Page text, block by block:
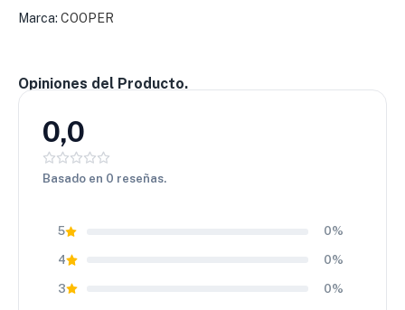
calidad touring sin pagar de más.
Marca: COOPER
Opiniones del Producto.
0,0
Basado en 0 reseñas.
5 0%
4 0%
3 0%